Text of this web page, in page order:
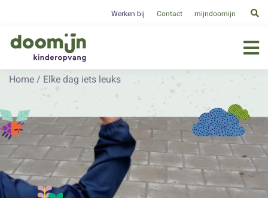
Werken bij Contact mijndoomijn
Home / Elke dag iets leuks